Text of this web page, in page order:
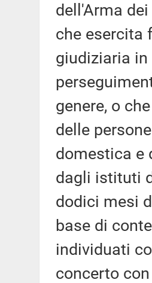
dell'Arma
che esercita
giudiziaria in
genere, o
delle
domestica e
dagli istituti
dodici mesi
base di
individuati
concerto